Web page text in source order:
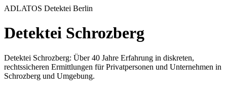
ADLATOS Detektei Berlin
Detektei Schrozberg
Detektei Schrozberg: Über 40 Jahre Erfahrung in diskreten,
rechtssicheren Ermittlungen für Privatpersonen und Unternehmen in
Schrozberg und Umgebung.